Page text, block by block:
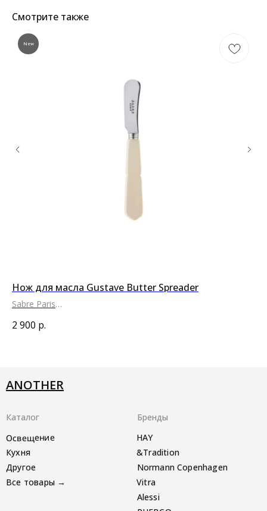
Смотрите также
New
Нож для масла Gustave Butter Spreader
Sabre Paris
2 900 р.
Все товары →
Другое
Кухня
Vitra
HAY
&Tradition
Normann Copenhagen
Alessi
Освещение
ANOTHER
Бренды
Каталог